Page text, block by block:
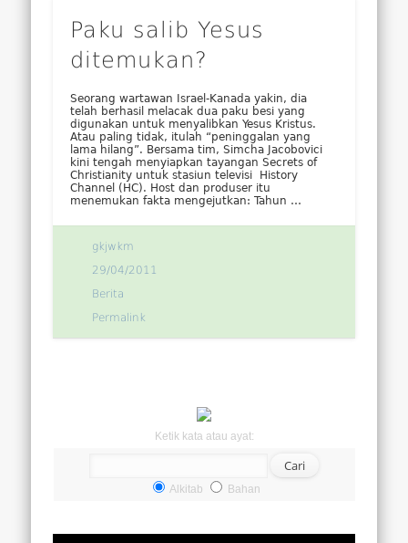
Paku salib Yesus
ditemukan?
Seorang wartawan Israel-Kanada yakin, dia
telah berhasil melacak dua paku besi yang
digunakan untuk menyalibkan Yesus Kristus.
Atau paling tidak, itulah “peninggalan yang
lama hilang”. Bersama tim, Simcha Jacobovici
kini tengah menyiapkan tayangan Secrets of
Christianity untuk stasiun televisi History
Channel (HC). Host dan produser itu
menemukan fakta mengejutkan: Tahun …
gkjwkm
29/04/2011
Berita
Permalink
Ketik kata atau ayat:
Alkitab Bahan